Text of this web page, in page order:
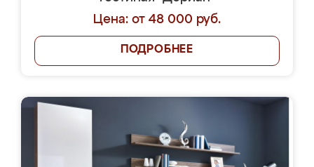
Цена: от 48 000 руб.
ПОДРОБНЕЕ